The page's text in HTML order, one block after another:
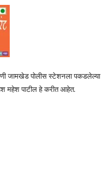
जामखेड पोलीस स्टेशनला पकडलेल्या
महेश पाटील हे करीत आहेत.